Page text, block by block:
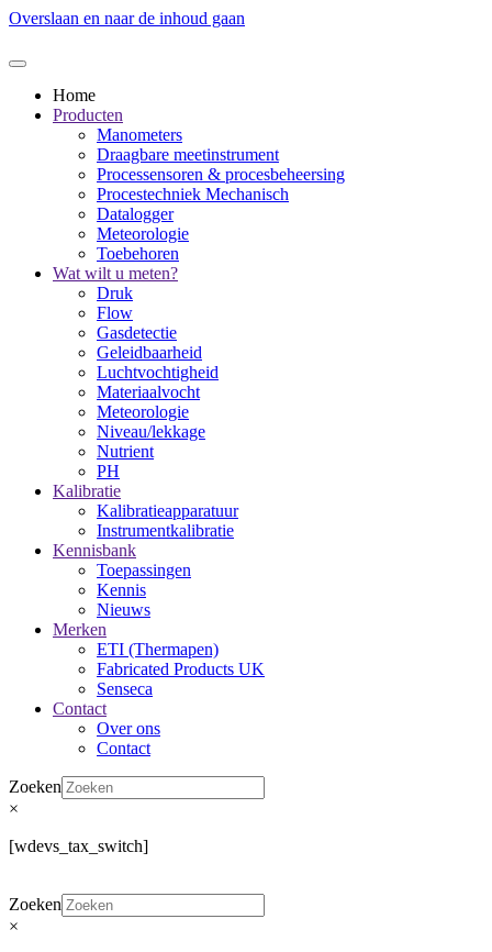
Overslaan en naar de inhoud gaan
Home
Producten
Manometers
Draagbare meetinstrument
Processensoren & procesbeheersing
Procestechniek Mechanisch
Datalogger
Meteorologie
Toebehoren
Wat wilt u meten?
Druk
Flow
Gasdetectie
Geleidbaarheid
Luchtvochtigheid
Materiaalvocht
Meteorologie
Niveau/lekkage
Nutrient
PH
Kalibratie
Kalibratieapparatuur
Instrumentkalibratie
Kennisbank
Toepassingen
Kennis
Nieuws
Merken
ETI (Thermapen)
Fabricated Products UK
Senseca
Contact
Over ons
Contact
Zoeken
×
[wdevs_tax_switch]
Zoeken
×